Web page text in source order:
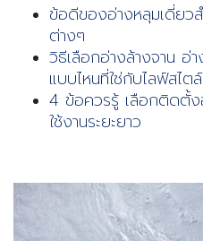
ข้อดีของอ่างหลุมเดี่ยว
ต่างๆ
วิธีเลือกอ่างล้างจาน อ่
แบบไหนที่ใช่กับไลฟ์สไตล์
4 ข้อควรรู้ เลือกติดตั้ง
ใช้งานระยะยาว